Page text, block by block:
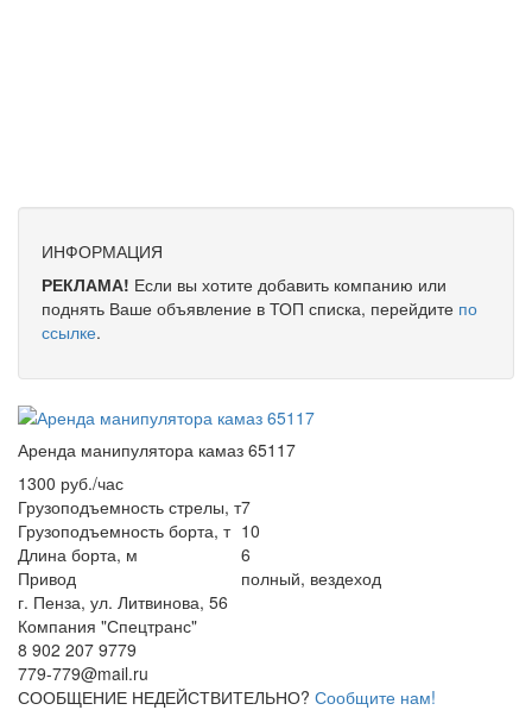
ИНФОРМАЦИЯ
РЕКЛАМА! Если вы хотите добавить компанию или
поднять Ваше объявление в ТОП списка, перейдите по
ссылке.
Аренда манипулятора камаз 65117
1300 руб./час
Грузоподъемность стрелы, т7
Грузоподъемность борта, т 10
Длина борта, м
6
Привод
полный, вездеход
г. Пенза, ул. Литвинова, 56
Компания "Спецтранс"
8 902 207 9779
779-779@mail.ru
СООБЩЕНИЕ НЕДЕЙСТВИТЕЛЬНО? Сообщите нам!